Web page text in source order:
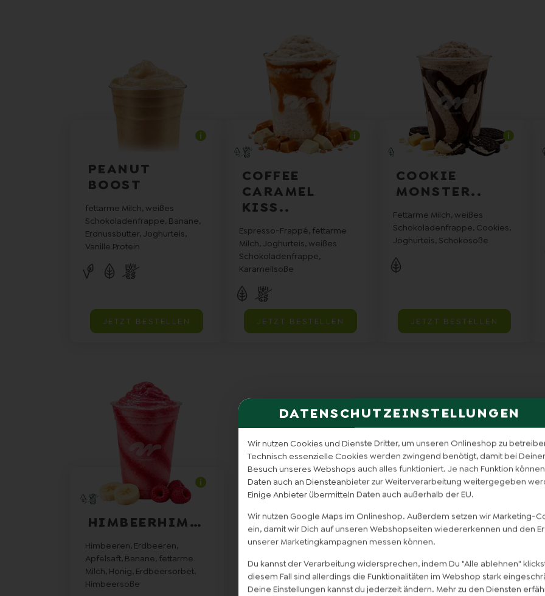
DATENSCHUTZEINSTELLUNGEN
Wir nutzen Cookies und Dienste Dritter, um unseren Onlineshop zu
Technisch essenzielle Cookies werden zwingend benötigt, damit bei
Besuch unseres Webshops auch alles funktioniert. Je nach Funktion können
Daten auch an Diensteanbieter zur Weiterverarbeitung weitergegeben
Einige Anbieter übermitteln Daten auch außerhalb der EU.
Wir nutzen Google Maps im Onlineshop. Außerdem setzen wir Marketing-
ein, damit wir Dich auf unseren Webshopseiten wiedererkennen und den
unserer Marketingkampagnen messen können.
Du kannst der Verarbeitung widersprechen, indem Du "Alle ablehnen"
diesem Fall sind allerdings die Funktionalitäten im Webshop stark
Deine Einstellungen kannst du jederzeit ändern. Mehr zu den Diensten
PEANUT
BOOST
fettarme Milch, weißes
Schokoladenfrappe, Banane,
Erdnussbutter, Joghurteis,
Vanille Protein
JETZT BESTELLEN
COFFEE
CARAMEL
KISS..
Espresso-Frappé, fettarme
Milch, Joghurteis, weißes
Schokoladenfrappe,
Karamellsoße
JETZT BESTELLEN
COOKIE
MONSTER..
Fettarme Milch, weißes
Schokoladenfrappe, Cookies,
Joghurteis, Schokosoße
JETZT BESTELLEN
HIMBEERHIMMEL..
Himbeeren, Erdbeeren,
Apfelsaft, Banane, fettarme
Milch, Honig, Erdbeersorbet,
Himbeersoße